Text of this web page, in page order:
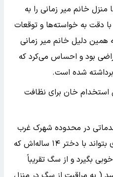
خانم میر زمانی را به
دقت به خواسته‌ها و توقعات
همین دلیل خانم میر زمانی
بود و احساس می‌کرد که
شده است.
استخدام خان برای نظافت
در محدوده شهرک غرب
بود که علاوه بر نظافت و آشپزی بتواند با دختر ۱۴ ساله‌اش که
بگیرد و از سگ تقریباً